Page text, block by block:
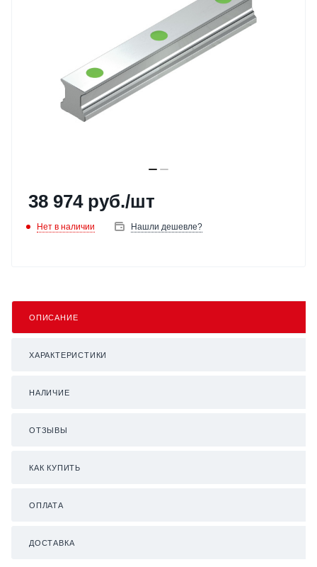
38 974руб./шт
Нет в наличии Нашли дешевле?
ОПИСАНИЕ
ХАРАКТЕРИСТИКИ
НАЛИЧИЕ
ОТЗЫВЫ
КАК КУПИТЬ
ОПЛАТА
ДОСТАВКА